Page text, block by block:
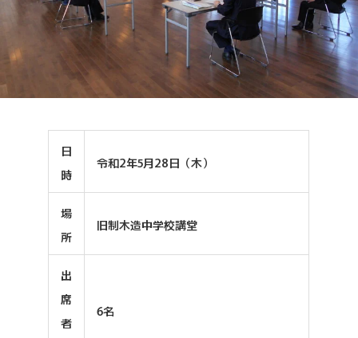
日
時
令和2年5月28日（木）
場
所
旧制木造中学校講堂
出
席
者
6名